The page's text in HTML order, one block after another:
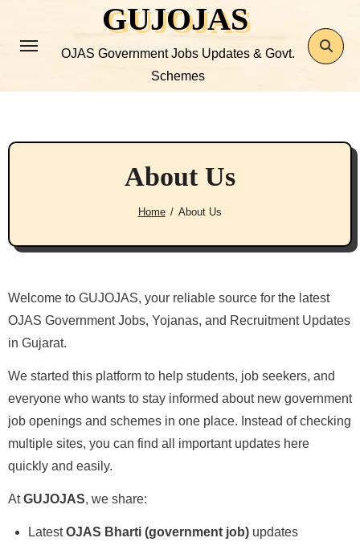
content
GUJOJAS
OJAS Government Jobs Updates & Govt.
Schemes
About Us
Home About Us
Welcome to GUJOJAS, your reliable source for the latest
OJAS Government Jobs, Yojanas, and Recruitment Updates
in Gujarat.
We started this platform to help students, job seekers, and
everyone who wants to stay informed about new government
job openings and schemes in one place. Instead of checking
multiple sites, you can find all important updates here
quickly and easily.
AtGUJOJAS, we share:
LatestOJAS Bharti (government job) updates